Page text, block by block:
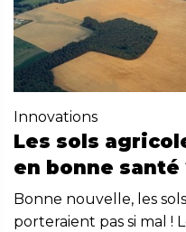
Innovations
Les sols
en bonne santé
Bonne nouvelle, les
porteraient pas si mal !